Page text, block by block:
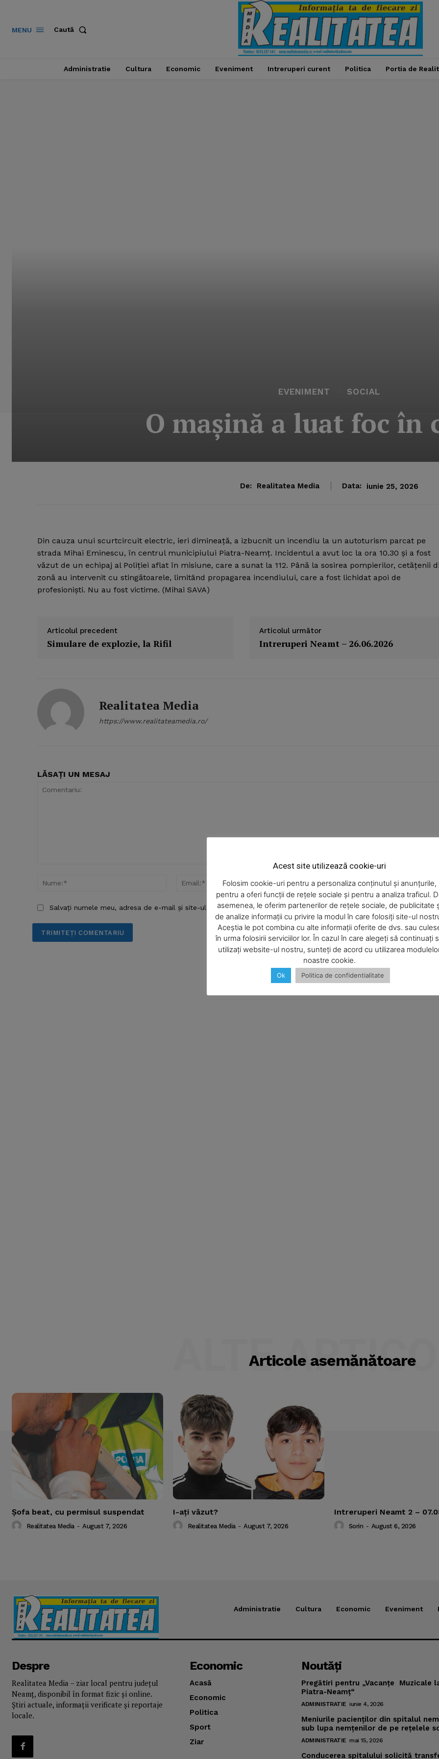
Company
About
Contact us
Subscription Plans
My account
MENU Caută
Administratie Cultura Economic Eveniment Intreruperi curent Politica Portia de
EVENIMENT SOCIAL
O maşină a luat foc în
De: Realitatea Media Data: iunie 25, 2026
Din cauza unui scurtcircuit electric, ieri dimineaţă, a izbucnit un incendiu la un autoturism parcat pe
strada Mihai Eminescu, în centrul municipiului Piatra-Neamţ. Incidentul a avut loc la ora 10.30 şi a fost
văzut de un echipaj al Poliţiei aflat în misiune, care a sunat la 112. Până la sosirea pompierilor, cetăţenii
zonă au intervenit cu stingătoarele, limitând propagarea incendiului, care a fost lichidat apoi de
profesionişti. Nu au fost victime. (Mihai SAVA)
Articolul precedent
Simulare de explozie, la Rifil
Articolul următor
Intreruperi Neamt – 26.06.2026
Realitatea Media
https://www.realitateamedia.ro/
LĂSAȚI UN MESAJ
Nume:*
Salvați numele meu, adresa de e-mail și site-ul web în acest browser pentru data viitoare i comentariu.
Articole asemănătoare
ALTE
Şofa beat, cu permisul suspendat
Realitatea Media - August 7, 2026
I-aţi văzut?
Realitatea Media - August 7, 2026
Intreruperi Neamt 2 –
Sorin - August 6, 2026
Administratie Cultura Economic Eveniment
Despre
Realitatea Media – ziar local pentru județul
Neamț, disponibil în format fizic și online.
Știri actuale, informații verificate și reportaje
locale.
Economic
Acasă
Economic
Politica
Sport
Ziar
Noutăţi
Pregătiri pentru „Vacanţe Muzicale
Piatra-Neamţ“
ADMINISTRATIE iunie 4, 2026
Meniurile pacienţilor din spitalul
sub lupa nemţenilor de pe reţelele
ADMINISTRATIE mai 15, 2026
Conducerea spitalului solicită
Acest site utilizează cookie-uri
Folosim cookie-uri pentru a personaliza conținutul și anunțurile,
pentru a oferi funcții de rețele sociale și pentru a analiza traficul.
asemenea, le oferim partenerilor de rețele sociale, de publicitate
de analize informații cu privire la modul în care folosiți site-ul
Aceștia le pot combina cu alte informații oferite de dvs. sau
în urma folosirii serviciilor lor. În cazul în care alegeți să continuați
utilizați website-ul nostru, sunteți de acord cu utilizarea
noastre cookie.
Ok Politica de confidentialitate